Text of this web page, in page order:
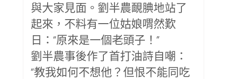
與大家見面。劉半農靦腆地站了
起來，不料有一位姑娘喟然歎
日：“原來是一個老頭子！”
劉半農事後作了首打油詩自嘲：
“教我如何不想他？但恨不能同吃